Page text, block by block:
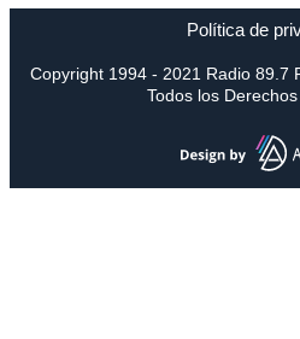
Política de
Copyright 1994 - 2021 Radio 89.7
Todos los